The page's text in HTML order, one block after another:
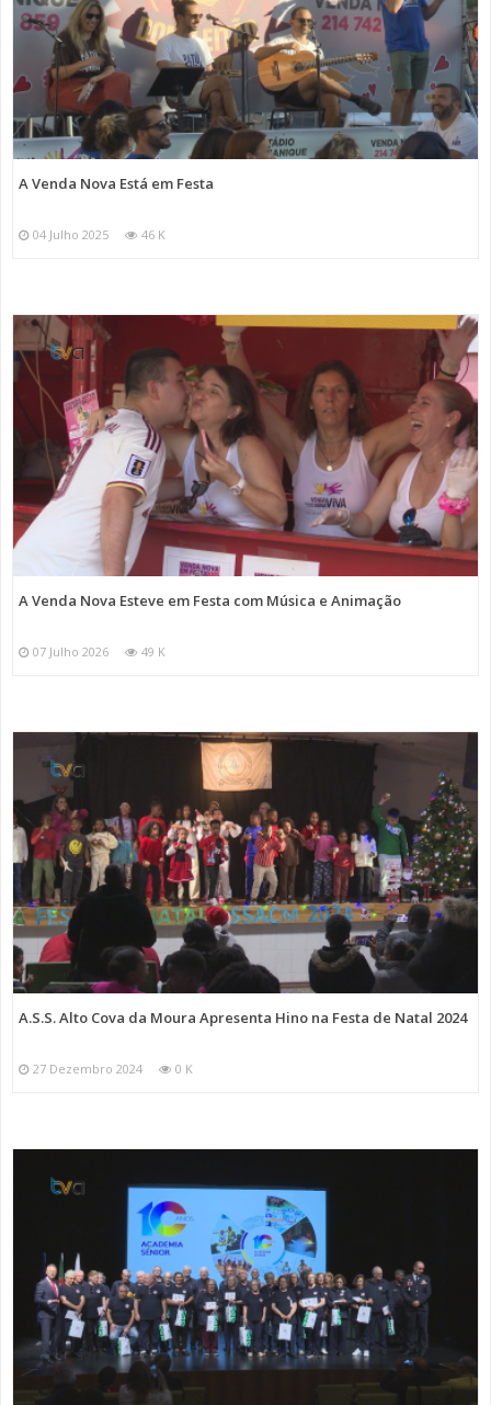
A Venda Nova Está em Festa
04 Julho 2025 46 K
A Venda Nova Esteve em Festa com Música e Animação
07 Julho 2026 49 K
A.S.S. Alto Cova da Moura Apresenta Hino na Festa de Natal 2024
27 Dezembro 2024 0 K